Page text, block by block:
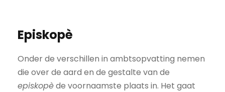
Episkopè
Onder de verschillen in ambtsopvatting nemen
die over de aard en de gestalte van de
episkopède voornaamste plaats in. Het gaat